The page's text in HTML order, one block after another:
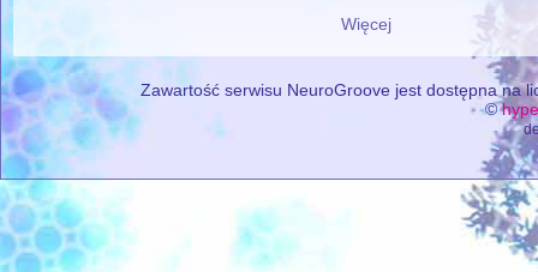
Więcej
Zawartość serwisu NeuroGroove jest dostępna na
©